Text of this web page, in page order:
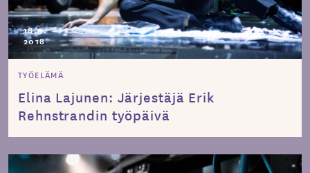
18.9.
2018
TYÖELÄMÄ
Elina Lajunen: Järjestäjä Erik
Rehnstrandin työpäivä